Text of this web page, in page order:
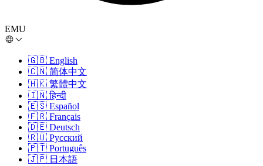
EMU
🇬🇧 English
🇨🇳 简体中文
🇭🇰 繁體中文
🇮🇳 हिन्दी
🇪🇸 Español
🇫🇷 Français
🇩🇪 Deutsch
🇷🇺 Русский
🇵🇹 Português
🇯🇵 日本語